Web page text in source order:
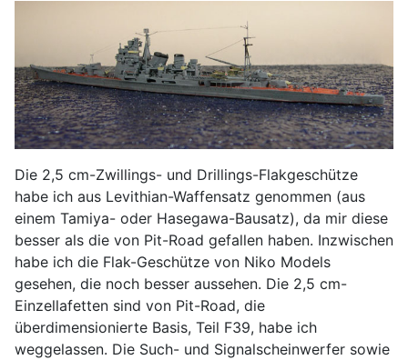
Die 2,5 cm-Zwillings- und Drillings-Flakgeschütze
habe ich aus Levithian-Waffensatz genommen (aus
einem Tamiya- oder Hasegawa-Bausatz), da mir diese
besser als die von Pit-Road gefallen haben. Inzwischen
habe ich die Flak-Geschütze von Niko Models
gesehen, die noch besser aussehen. Die 2,5 cm-
Einzellafetten sind von Pit-Road, die
überdimensionierte Basis, Teil F39, habe ich
weggelassen. Die Such- und Signalscheinwerfer sowie